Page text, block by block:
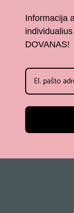
Informacija
DOVANAS!